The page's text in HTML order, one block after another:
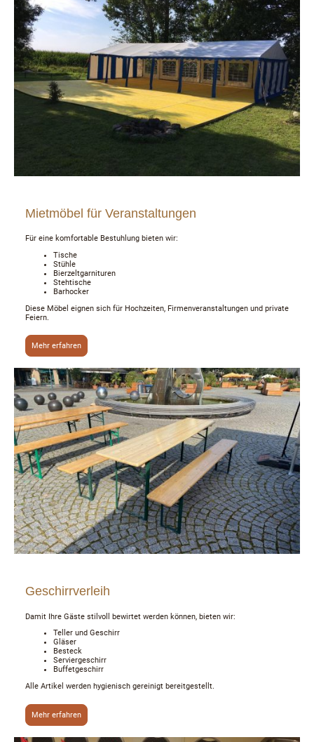
Mietmöbel für Veranstaltungen
Für eine komfortable Bestuhlung bieten wir:
Tische
Stühle
Bierzeltgarnituren
Stehtische
Barhocker
Diese Möbel eignen sich für Hochzeiten, Firmenveranstaltungen und private
Feiern.
Mehr erfahren
Geschirrverleih
Damit Ihre Gäste stilvoll bewirtet werden können, bieten wir:
Teller und Geschirr
Gläser
Besteck
Serviergeschirr
Buffetgeschirr
Alle Artikel werden hygienisch gereinigt bereitgestellt.
Mehr erfahren